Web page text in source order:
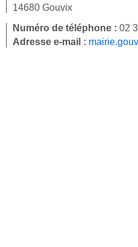
14680 Gouvix
Numéro de téléphone : 02
Adresse e-mail :